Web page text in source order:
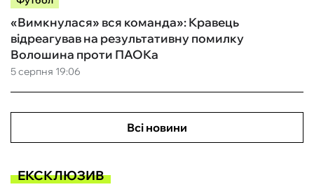
5 серпня 19:06
«Вимкнулася» вся команда»: Кравець
відреагував на результативну помилку
Волошина проти ПАОКа
Всі новини
ЕКСКЛЮЗИВ